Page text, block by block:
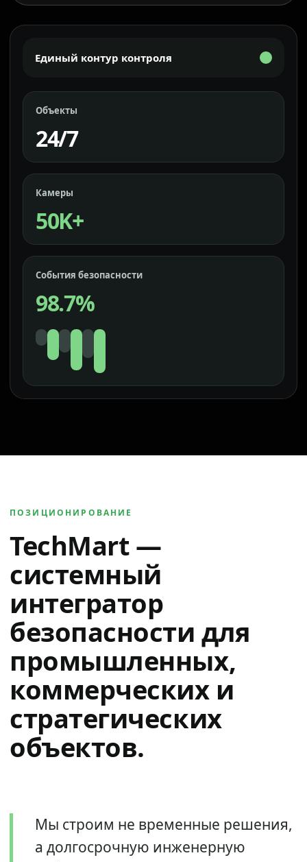
Единый контур контроля
Объекты
24/7
Камеры
50K+
События безопасности
98.7%
ПОЗИЦИОНИРОВАНИЕ
TechMart —
системный
интегратор
безопасности для
промышленных,
коммерческих и
стратегических
объектов.
Мы строим не временные решения,
а долгосрочную инженерную